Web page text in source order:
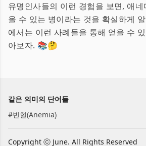
유명인사들의 이런 경험을 보면, 애
올 수 있는 병이라는 것을 확실하게
에서는 이런 사례들을 통해 얻을 수
아보자. 📚🤔
같은 의미의 단어들
#빈혈(Anemia)
Copyright ⓒ June. All Rights Reserved